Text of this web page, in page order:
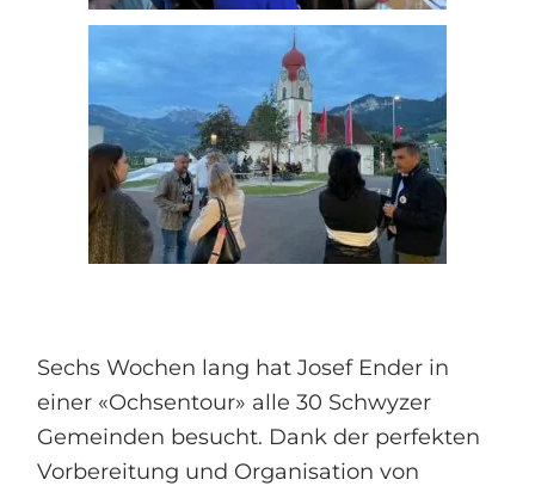
Sechs Wochen lang hat Josef Ender in
einer «Ochsentour» alle 30 Schwyzer
Gemeinden besucht. Dank der perfekten
Vorbereitung und Organisation von